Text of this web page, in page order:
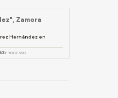
Zamora
Hernández en
PROCESSO